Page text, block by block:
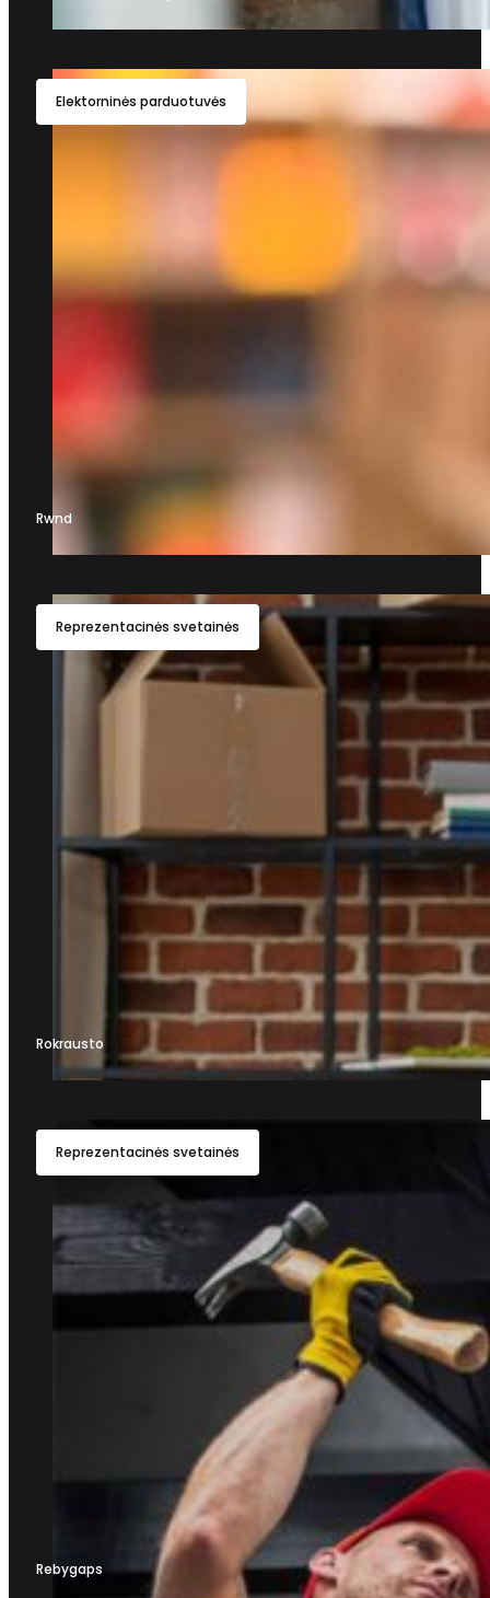
Elektorninės parduotuvės
Rwnd
Reprezentacinės svetainės
Rokrausto
Reprezentacinės svetainės
Rebygaps